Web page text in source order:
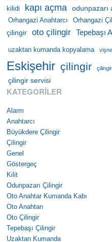
kilidi
kapı açma odunpazarı
Orhangazi Anahtarcı Orhangazi
çilingir
oto çilingir Tepebaşı
uzaktan kumanda kopyalama
Eskişehir çilingir
çilingir servisi
KATEGORILER
Alarm
Anahtarcı
Büyükdere Çilingir
Çilingir
Genel
Göstergeç
Kilit
Odunpazarı Çilingir
Oto Anahtar Kumanda Kabı
Oto Anahtarı
Oto Çilingir
Tepebaşı Çilingir
Uzaktan Kumanda